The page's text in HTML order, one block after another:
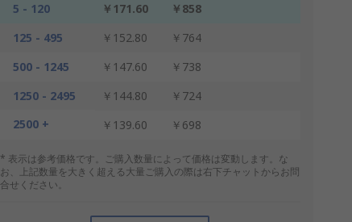
5 - 120 ￥171.60
￥858
125 - 495
￥152.80
￥764
500 - 1245
￥147.60
￥738
1250 - 2495
￥144.80
￥724
2500 +
￥139.60 ￥698
* 表示は参考価格です。ご購入数量によって価格は変動します。な
お、上記数量を大きく超える大量ご購入の際は右下チャットからお問
合せください。